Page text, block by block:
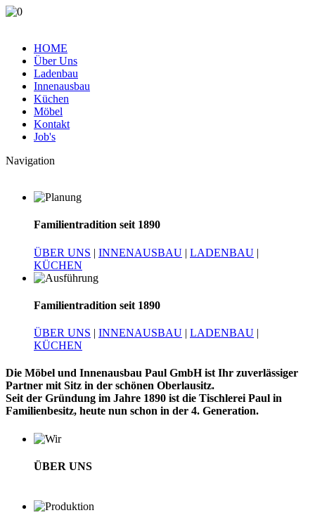
HOME
Über Uns
Ladenbau
Innenausbau
Küchen
Möbel
Kontakt
Job's
Navigation
Familientradition seit 1890
ÜBER UNS | INNENAUSBAU | LADENBAU |
KÜCHEN
Familientradition seit 1890
ÜBER UNS | INNENAUSBAU | LADENBAU |
KÜCHEN
Die Möbel und Innenausbau Paul GmbH ist Ihr zuverlässiger
Partner mit Sitz in der schönen Oberlausitz.
Seit der Gründung im Jahre 1890 ist die Tischlerei Paul in
Familienbesitz, heute nun schon in der 4. Generation.
ÜBER UNS